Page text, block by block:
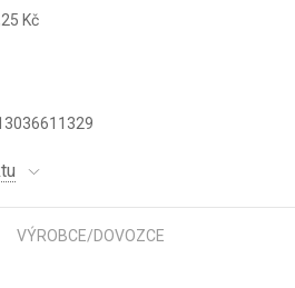
Kč
VÝROBCE/DOVOZCE